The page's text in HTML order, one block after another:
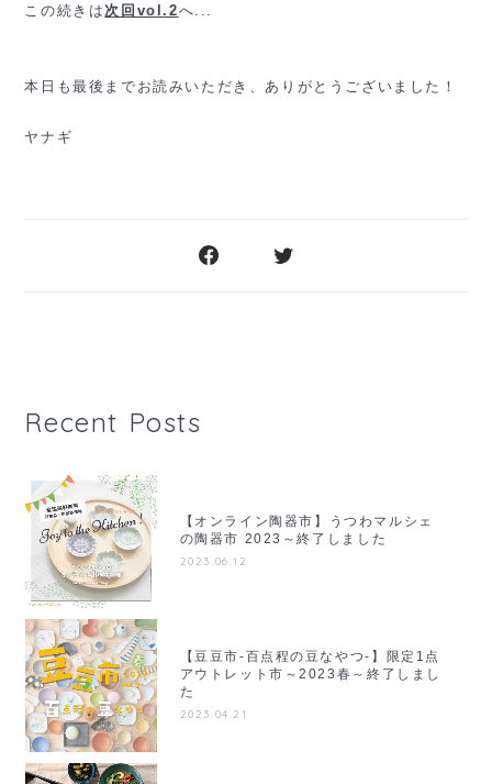
この続きは 次回vol.2へ...
本日も最後までお読みいただき、ありがとうございました！
ヤナギ
Recent Posts
【オンライン陶器市】うつわマルシェ
の陶器市 2023～終了しました
2023.06.12
【豆豆市-百点程の豆なやつ-】限定1点
アウトレット市～2023春～終了しまし
た
2023.04.21